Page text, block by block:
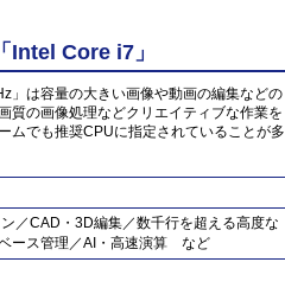
Intel Core i7」
」は容量の大きい画像や動画の編集などの
質の画像処理などクリエイティブな作業を
ムでも推奨CPUに指定されていることが多
／CAD・3D編集／数千行を超える高度な
ース管理／AI・高速演算 など